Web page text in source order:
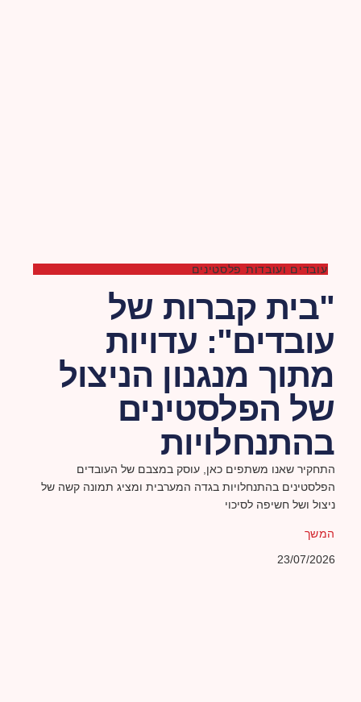
עובדים ועובדות פלסטינים
"בית קברות של
עובדים": עדויות
מתוך מנגנון הניצול
של הפלסטינים
בהתנחלויות
התחקיר שאנו משתפים כאן, עוסק במצבם של העובדים
הפלסטינים בהתנחלויות בגדה המערבית ומציג תמונה קשה של
ניצול ושל חשיפה לסיכוי
המשך
23/07/2026